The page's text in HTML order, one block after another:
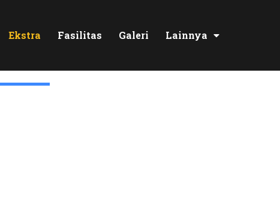
Ekstra Fasilitas Galeri Lainnya